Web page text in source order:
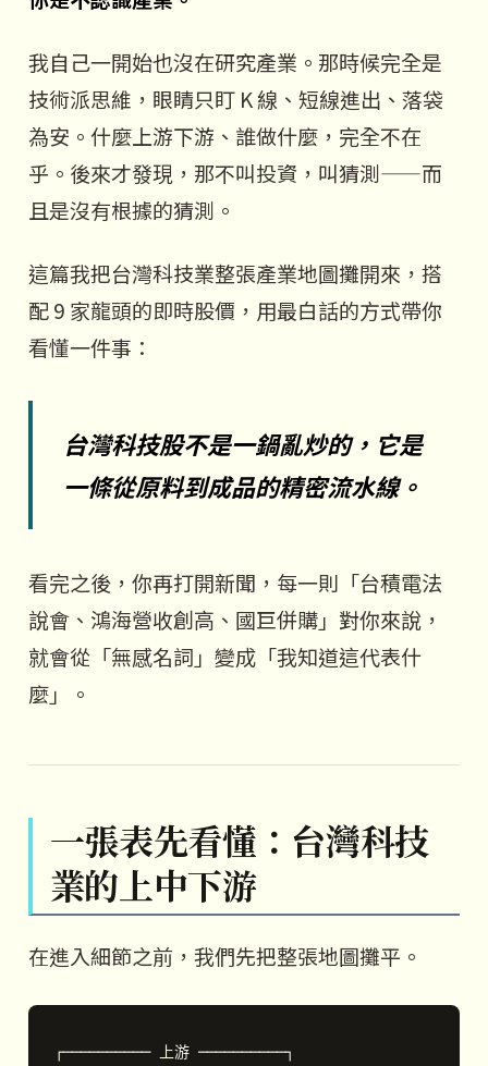
我自己一開始也沒在研究產業。那時候完全是
技術派思維，眼睛只盯 K 線、短線進出、落袋
為安。什麼上游下游、誰做什麼，完全不在
乎。後來才發現，那不叫投資，叫猜測——而
且是沒有根據的猜測。
這篇我把台灣科技業整張產業地圖攤開來，搭
配 9 家龍頭的即時股價，用最白話的方式帶你
看懂一件事：
台灣科技股不是一鍋亂炒的，它是
一條從原料到成品的精密流水線。
看完之後，你再打開新聞，每一則「台積電法
說會、鴻海營收創高、國巨併購」對你來說，
就會從「無感名詞」變成「我知道這代表什
麼」。
一張表先看懂：台灣科技
業的上中下游
在進入細節之前，我們先把整張地圖攤平。
┌────────── 上游 ──────────┐